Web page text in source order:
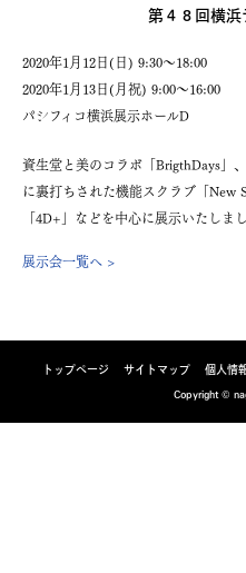
第４８回横
2020年1月12日(日) 9:30～18:00
2020年1月13日(月祝) 9:00～16:00
パシフィコ横浜展示ホールD
資生堂と美のコラボ「BrigthDays」
に裏打ちされた機能スクラブ「New
「4D+」などを中心に展示いたしまし
展示会一覧へ >
トップページ サイトマップ 個人情
Copyright ©